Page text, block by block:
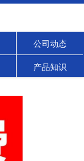
公司动态
产品知识